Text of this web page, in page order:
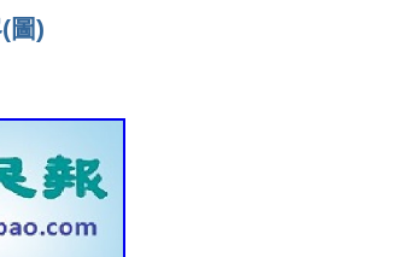
圖)